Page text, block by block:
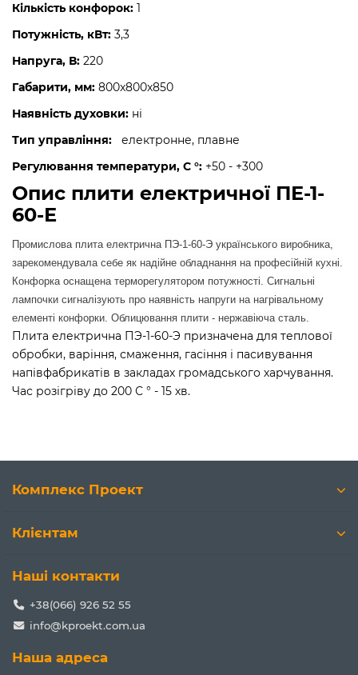
Кількість конфорок: 1
Потужність, кВт: 3,3
Напруга, В: 220
Габарити, мм: 800x800x850
Наявність духовки: ні
Тип управління: електронне, плавне
Регулювання температури, С °: +50 - +300
Опис плити електричної ПЕ-1-
60-Е
Промислова плита електрична ПЭ-1-60-Э українського виробника,
зарекомендувала себе як надійне обладнання на професійній кухні.
Конфорка оснащена терморегулятором потужності. Сигнальні
лампочки сигналізують про наявність напруги на нагрівальному
елементі конфорки. Облицювання плити - нержавіюча сталь.
Плита електрична ПЭ-1-60-Э призначена для теплової
обробки, варіння, смаження, гасіння і пасивування
напівфабрикатів в закладах громадського харчування.
Час розігріву до 200 С ° - 15 хв.
Комплекс Проект
Клієнтам
Наші контакти
+38(066) 926 52 55
info@kproekt.com.ua
Наша адреса